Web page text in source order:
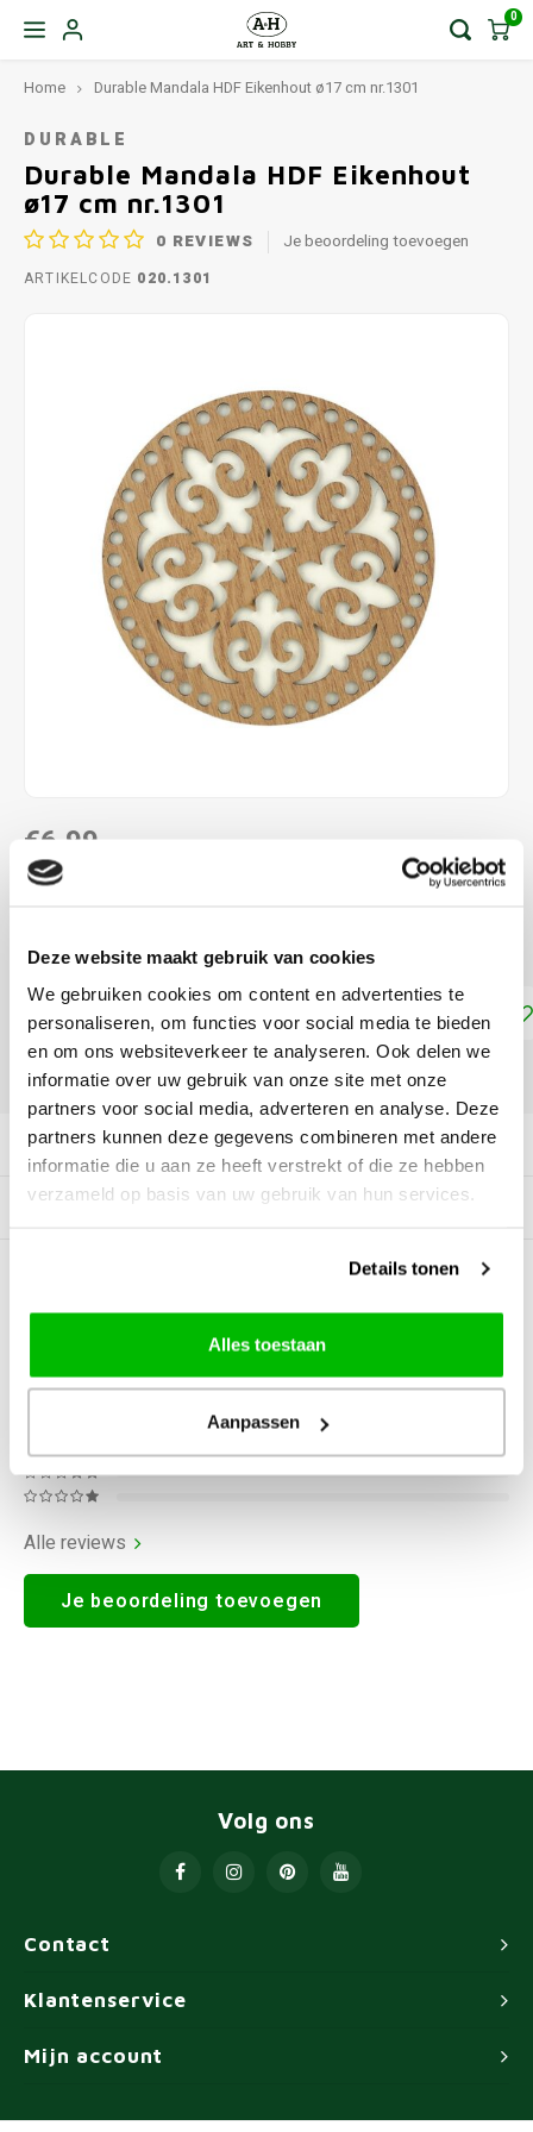
Deze website maakt gebruik van cookies
We gebruiken cookies om content en advertenties te
personaliseren, om functies voor social media te bieden
en om ons websiteverkeer te analyseren. Ook delen we
informatie over uw gebruik van onze site met onze
partners voor social media, adverteren en analyse. Deze
partners kunnen deze gegevens combineren met andere
informatie die u aan ze heeft verstrekt of die ze hebben
verzameld op basis van uw gebruik van hun services.
Details tonen
Alles toestaan
Aanpassen
0
Home Durable Mandala HDF Eikenhout ø17 cm nr.1301
DURABLE
Durable Mandala HDF Eikenhout
ø17 cm nr.1301
0 REVIEWS Je beoordeling toevoegen
ARTIKELCODE 020.1301
€6,99
DIRECT LEVERBAAR
met 7 mm gaten Lees meer
Toevoegen aan winkelwagen
DELEN:
Productomschrijving
Gerelateerde producten
BEOORDELINGEN
Alle reviews
Je beoordeling toevoegen
Contact
Volg ons
Klantenservice
Mijn account